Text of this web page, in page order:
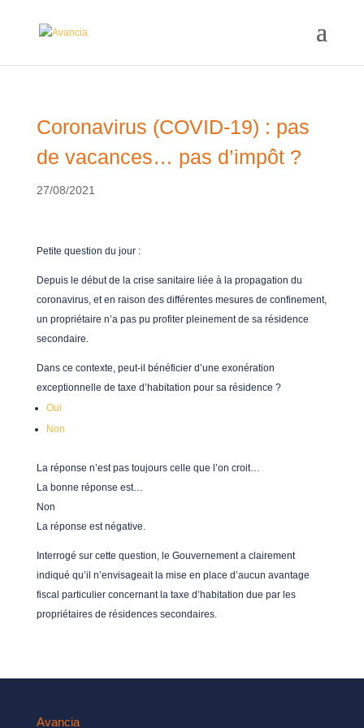
Coronavirus (COVID-19) : pas
de vacances… pas d’impôt ?
27/08/2021
Petite question du jour :
Depuis le début de la crise sanitaire liée à la propagation du
coronavirus, et en raison des différentes mesures de confinement,
un propriétaire n’a pas pu profiter pleinement de sa résidence
secondaire.
Dans ce contexte, peut-il bénéficier d’une exonération
exceptionnelle de taxe d’habitation pour sa résidence ?
Oui
Non
La réponse n’est pas toujours celle que l’on croit…
La bonne réponse est…
Non
La réponse est négative.
Interrogé sur cette question, le Gouvernement a clairement
indiqué qu’il n’envisageait la mise en place d’aucun avantage
fiscal particulier concernant la taxe d’habitation due par les
propriétaires de résidences secondaires.
Avancia